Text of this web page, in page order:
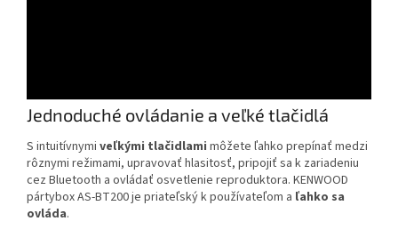
Jednoduché ovládanie a veľké tlačidlá
S intuitívnymi veľkými tlačidlami môžete ľahko prepínať medzi
rôznymi režimami, upravovať hlasitosť, pripojiť sa k zariadeniu
cez Bluetooth a ovládať osvetlenie reproduktora. KENWOOD
pártybox AS-BT200 je priateľský k používateľom a ľahko sa
ovláda.